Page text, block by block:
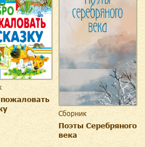
Сборник
Поэты Серебряного
века